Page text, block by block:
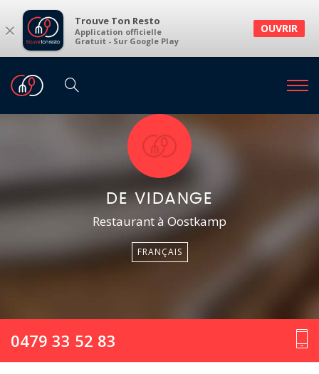
× Trouve Ton Resto
Application officielle
Gratuit - Sur Google Play
OUVRIR
DE VIDANGE
Restaurant à Oostkamp
FRANÇAIS
0479 33 52 83